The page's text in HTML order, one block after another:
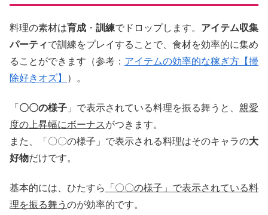
料理の素材は育成 ・ 訓練でドロップします。 アイテム収集
パーティで訓練をプレイすることで、食材を効率的に集め
ることができます（参考： アイテムの効率的な稼ぎ方【掃
除好きオズ】
）。
「 〇〇の様子 」で表示されている料理を振る舞うと、 親愛
度の上昇幅にボーナスがつきます。
また、「〇〇の様子」で表示される料理はそのキャラの大
好物だけです。
基本的には、ひたすら
「〇〇の様子」で表示されている料
理を振る舞う のが効率的です。